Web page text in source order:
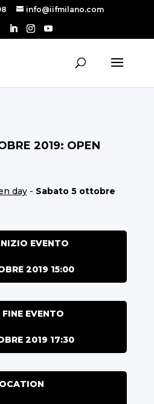
info@iifmilano.com
2019: OPEN
day- Sabato 5 ottobre
EVENTO
2019 15:00
EVENTO
2019 17:30